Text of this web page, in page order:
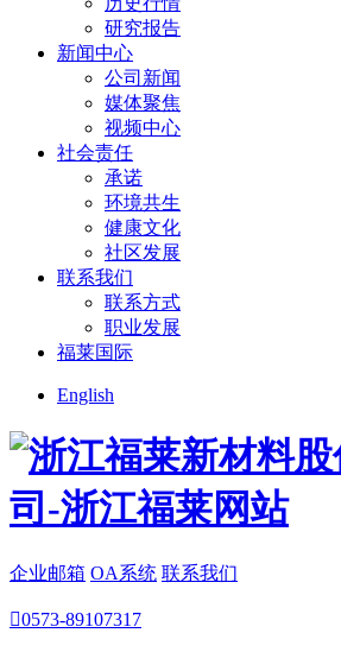
研究报告
新闻中心
公司新闻
媒体聚焦
视频中心
社会责任
承诺
环境共生
健康文化
社区发展
联系我们
联系方式
职业发展
福莱国际
English
企业邮箱 OA系统 联系我们
0573-89107317